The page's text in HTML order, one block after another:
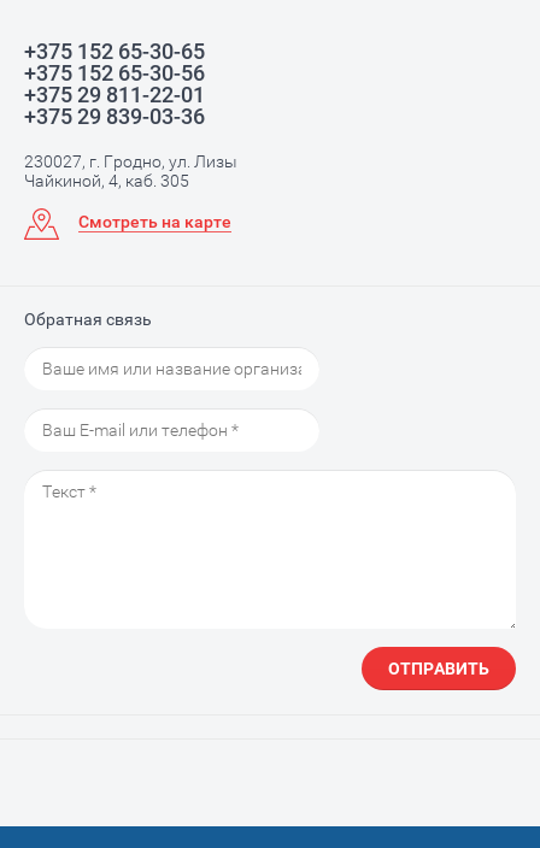
+375 152 65-30-65
+375 152 65-30-56
+375 29 811-22-01
+375 29 839-03-36
230027, г. Гродно, ул. Лизы
Чайкиной, 4, каб. 305
Смотреть на карте
Обратная связь
ОТПРАВИТЬ